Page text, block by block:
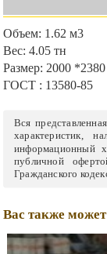
Объем: 1.62 м3
Вес: 4.05 тн
Размер: 2000
ГОСТ : 13580-85
Вся
характеристик,
информационный
публичной
Гражданского
Вас также может